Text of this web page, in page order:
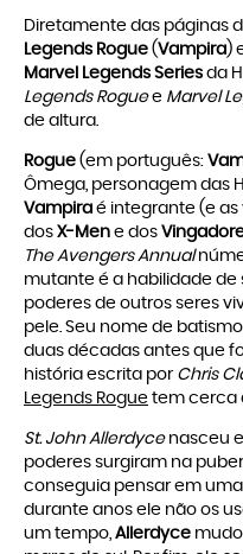
Diretamente das páginas
Legends Rogue (Vampira)
Marvel Legends Series da
Legends Roguee Marvel
de altura.
Rogue (em português:
Ômega, personagem das
Vampira é integrante (e as
dos X-Men e dos
The Avengers Annual
mutante é a habilidade de
poderes de outros seres
pele. Seu nome de
duas décadas antes que
história escrita por Chris
Legends Rogue tem cerca
St. John Allerdycenasceu e
poderes surgiram na
conseguia pensar em
durante anos ele não os
um tempo, Allerdyce